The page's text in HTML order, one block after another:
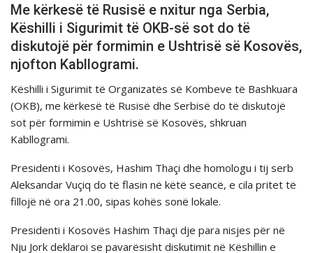
Me kërkesë të Rusisё e nxitur nga Serbia,
Këshilli i Sigurimit të OKB-së sot do të
diskutojë për formimin e Ushtrisë së Kosovës,
njofton Kabllogrami.
Këshilli i Sigurimit të Organizatës së Kombeve të Bashkuara
(OKB), me kërkesë të Rusisё dhe Serbisë do të diskutojë
sot për formimin e Ushtrisë së Kosovës, shkruan
Kabllogrami.
Presidenti i Kosovës, Hashim Thaçi dhe homologu i tij serb
Aleksandar Vuçiq do të flasin në këtë seancë, e cila pritet të
fillojë në ora 21.00, sipas kohёs sonё lokale.
Presidenti i Kosovës Hashim Thaçi dje para nisjes për në
Nju Jork deklaroi se pavarësisht diskutimit në Këshillin e